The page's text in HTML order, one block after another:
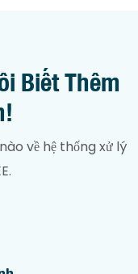
Biết Thêm
về hệ thống xử lý